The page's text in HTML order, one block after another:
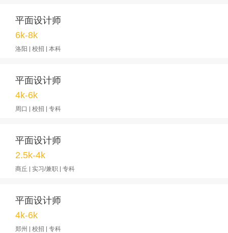
平面设计师
6k-8k
洛阳 | 校招 | 本科
平面设计师
4k-6k
周口 | 校招 | 专科
平面设计师
2.5k-4k
商丘 | 实习/兼职 | 专科
平面设计师
4k-6k
郑州 | 校招 | 专科